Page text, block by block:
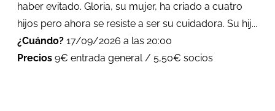
haber evitado. Gloria, su mujer, ha criado a cuatro
hijos pero ahora se resiste a ser su cuidadora. Su hij...
¿Cuándo? 17/09/2026 a las 20:00
Precios 9€ entrada general / 5,50€ socios